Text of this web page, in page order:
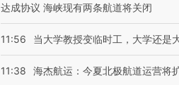
达成协议 海峡现有两条航道将关闭
11:56 当大学教授变临时工，大学还是
11:38
海杰航运：今夏北极航道运营将